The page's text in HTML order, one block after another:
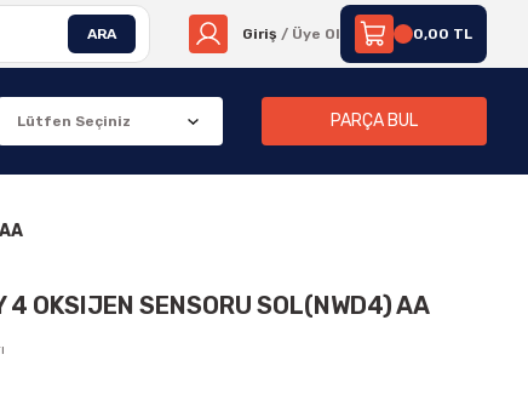
ARA Giriş / Üye Ol 0,00 TL
PARÇA BUL
OKSIJEN SENSORU SOL(NWD4) AA